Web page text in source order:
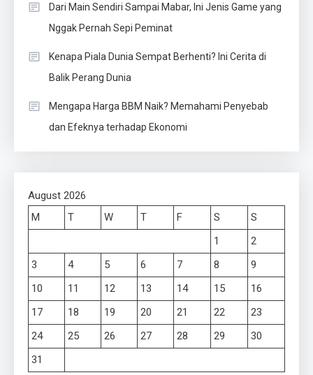
Dari Main Sendiri Sampai Mabar, Ini Jenis Game yang
Nggak Pernah Sepi Peminat
Kenapa Piala Dunia Sempat Berhenti? Ini Cerita di
Balik Perang Dunia
Mengapa Harga BBM Naik? Memahami Penyebab
dan Efeknya terhadap Ekonomi
August 2026
M
T W T F S
S
1
2
3
4 5 6 7 8
9
10
11 12 13 14 15
16
17
18 19 20 21 22
23
24
25 26 27 28 29
30
31